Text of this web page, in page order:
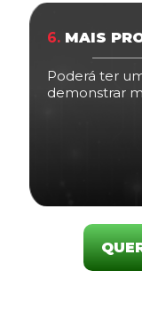
6. MAIS
Poderá ter
demonstrar